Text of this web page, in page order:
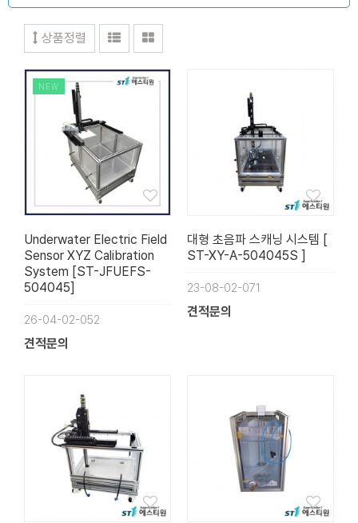
상품정렬
NEW
Underwater Electric Field
Sensor XYZ Calibration
System [ST-JFUEFS-
504045]
26-04-02-052
견적문의
대형 초음파 스캐닝 시스템 [
ST-XY-A-504045S ]
23-08-02-071
견적문의